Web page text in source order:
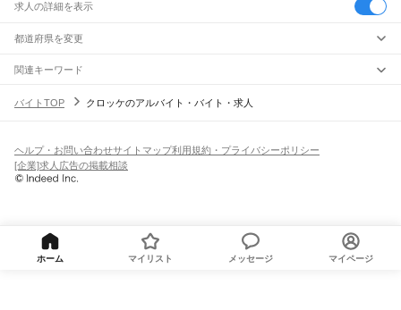
求人の詳細を表示
都道府県を変更
関連キーワード
バイトTOP
クロッケのアルバイト・バイト・求人
ヘルプ・お問い合わせサイトマップ利用規約・プライバシーポリシー
[企業]求人広告の掲載相談
ホーム マイリスト メッセージ マイページ